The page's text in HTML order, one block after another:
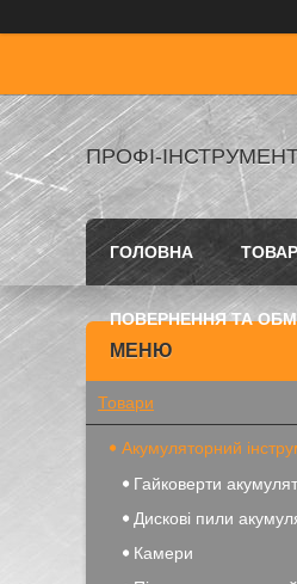
ПРОФІ-
ГОЛОВНА
ПОВЕРНЕННЯ ТА
Товари
Акумуляторний
Гайковерти
Дискові пили
Камери